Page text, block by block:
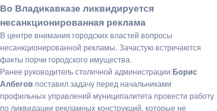
Во Владикавказе ликвидируется
несанкционированная реклама
В центре внимания городских властей вопросы
несанкционированной рекламы. Зачастую встречаются
факты порчи городского имущества.
Ранее руководитель столичной администрации Борис
Албегов поставил задачу перед начальниками
профильных управлений муниципалитета провести работу
по ликвидации рекламных конструкций, которые не